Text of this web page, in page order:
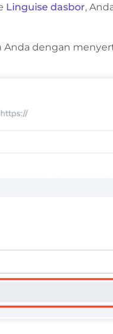
Linguise dasbor,
dengan